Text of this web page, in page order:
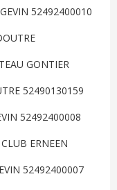
52492400010
GONTIER
52490130159
52492400008
ERNEEN
52492400007